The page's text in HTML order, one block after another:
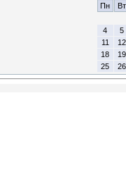
Пн Вт
4
5
11
12
18
19
25
26